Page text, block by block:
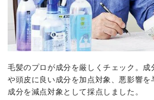
毛髪のプロが成分を厳しくチェック。成
や頭皮に良い成分を加点対象、悪影響を
成分を減点対象として採点しました。